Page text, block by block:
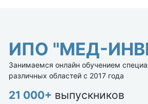
ИПО "МЕД-
Занимаемся онлайн обучением
различных областей с 2017 года
21 000+ выпускников